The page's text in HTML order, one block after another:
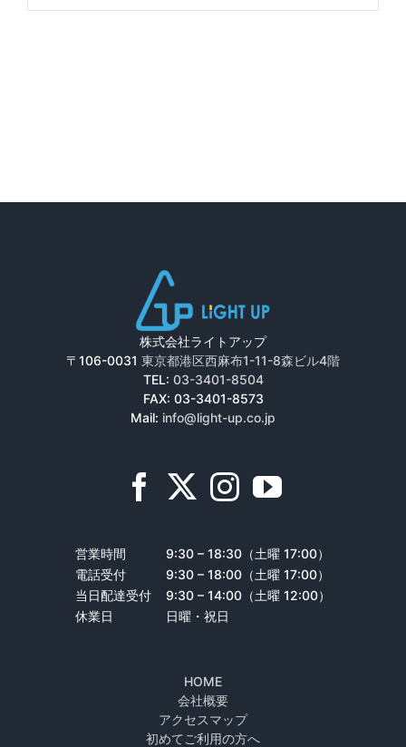
株式会社ライトアップ
〒106-0031 東京都港区西麻布1-11-8森ビル4階
TEL: 03-3401-8504
FAX: 03-3401-8573
Mail: info@light-up.co.jp
営業時間
9:30 – 18:30（土曜 17:00）
電話受付
9:30 – 18:00（土曜 17:00）
当日配達受付
9:30 – 14:00（土曜 12:00）
休業日
日曜・祝日
HOME
会社概要
アクセスマップ
初めてご利用の方へ